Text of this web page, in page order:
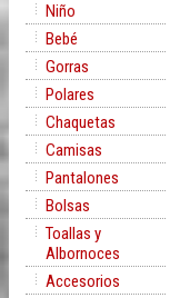
Niño
Bebé
Gorras
Polares
Chaquetas
Camisas
Pantalones
Bolsas
Toallas y
Albornoces
Accesorios